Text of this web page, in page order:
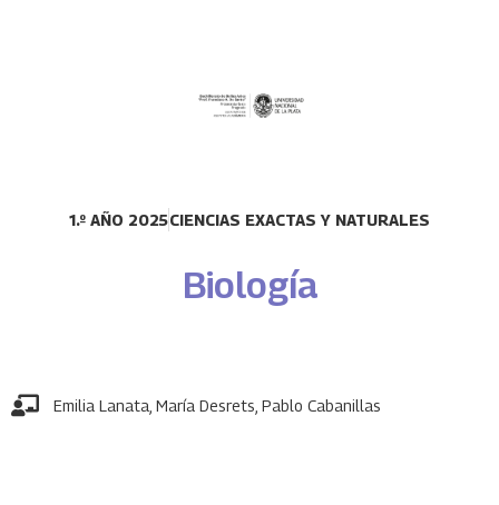
1.º AÑO 2025CIENCIAS EXACTAS Y NATURALES
Biología
Emilia Lanata María Desrets Pablo Cabanillas